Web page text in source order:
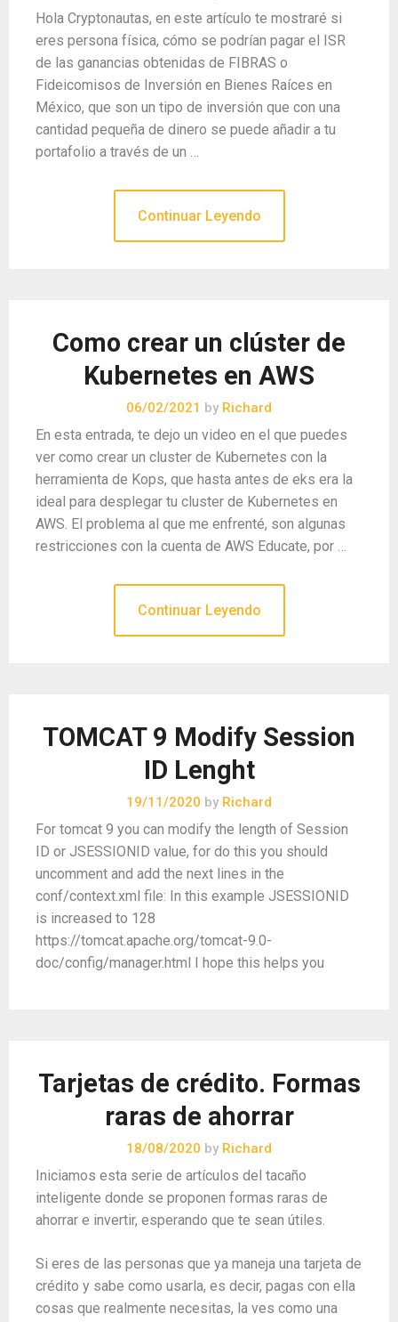
Hola Cryptonautas, en este artículo te mostraré si
eres persona física, cómo se podrían pagar el ISR
de las ganancias obtenidas de FIBRAS o
Fideicomisos de Inversión en Bienes Raíces en
México, que son un tipo de inversión que con una
cantidad pequeña de dinero se puede añadir a tu
portafolio a través de un …
Continuar Leyendo
Como crear un clúster de
Kubernetes en AWS
06/02/2021 by Richard
En esta entrada, te dejo un video en el que puedes
ver como crear un cluster de Kubernetes con la
herramienta de Kops, que hasta antes de eks era la
ideal para desplegar tu cluster de Kubernetes en
AWS. El problema al que me enfrenté, son algunas
restricciones con la cuenta de AWS Educate, por …
Continuar Leyendo
TOMCAT 9 Modify Session
ID Lenght
19/11/2020 by Richard
For tomcat 9 you can modify the length of Session
ID or JSESSIONID value, for do this you should
uncomment and add the next lines in the
conf/context.xml file: In this example JSESSIONID
is increased to 128
https://tomcat.apache.org/tomcat-9.0-
doc/config/manager.html I hope this helps you
Tarjetas de crédito. Formas
raras de ahorrar
18/08/2020 by Richard
Iniciamos esta serie de artículos del tacaño
inteligente donde se proponen formas raras de
ahorrar e invertir, esperando que te sean útiles.
Si eres de las personas que ya maneja una tarjeta de
crédito y sabe como usarla, es decir, pagas con ella
cosas que realmente necesitas, la ves como una